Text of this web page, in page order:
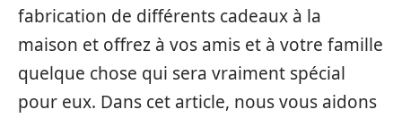
fabrication de différents cadeaux à la
maison et offrez à vos amis et à votre famille
quelque chose qui sera vraiment spécial
pour eux. Dans cet article, nous vous aidons